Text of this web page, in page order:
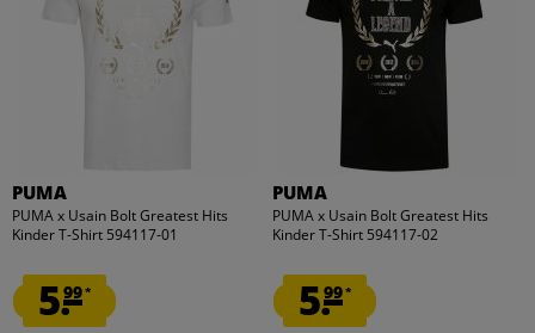
PUMA
PUMA x Usain Bolt Greatest Hits
Kinder T-Shirt 594117-01
5.99*
PUMA
PUMA x Usain Bolt Greatest Hits
Kinder T-Shirt 594117-02
5.99*